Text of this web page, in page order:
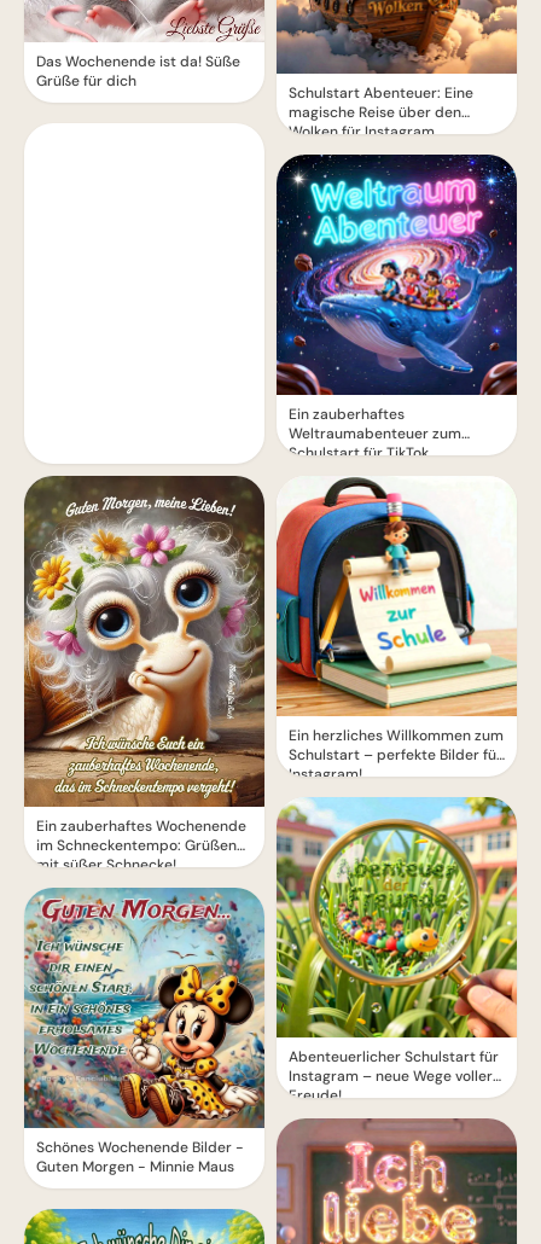
Das Wochenende ist da! Süße
Grüße für dich
Ein zauberhaftes Wochenende
im Schneckentempo: Grüßen
mit süßer Schnecke!
Schönes Wochenende Bilder -
Guten Morgen - Minnie Maus
Schulstart Abenteuer: Eine
magische Reise über den
Wolken für Instagram
Ein zauberhaftes
Weltraumabenteuer zum
Schulstart für TikTok
Ein herzliches Willkommen zum
Schulstart – perfekte Bilder für
Instagram!
Abenteuerlicher Schulstart für
Instagram – neue Wege voller
Freude!